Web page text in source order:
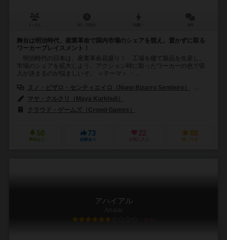
舞台は明治時代、産業革命で国内市場のシェアを競え。置かずに取る
ワーカープレイスメント！
明治時代の日本は、産業革命花盛り！ 工場を建て製品を生産し、
市場のシェアを拡大しよう。アクション時に取ったワーカーの色で収
入が決まるのが悩ましいぞ。 ＜テーマ＞ ・...
ヌノ・ビザロ・センティエイロ（Nuno Bizarro Sentieiro）
マヤ・クルクリ（Maya Kurkhuli）
クラウド・ゲームズ（Crowd Games）
58
興味あり
73
経験あり
22
お気に入り
88
持ってる
アハイアル
Arraial
6.0